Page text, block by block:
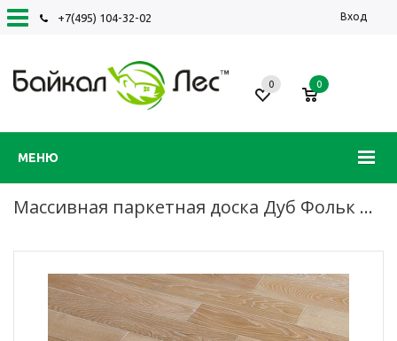
+7(495) 104-32-02 Вход
МЕНЮ
0 0
Массивная паркетная доска Дуб Фольк под маслом